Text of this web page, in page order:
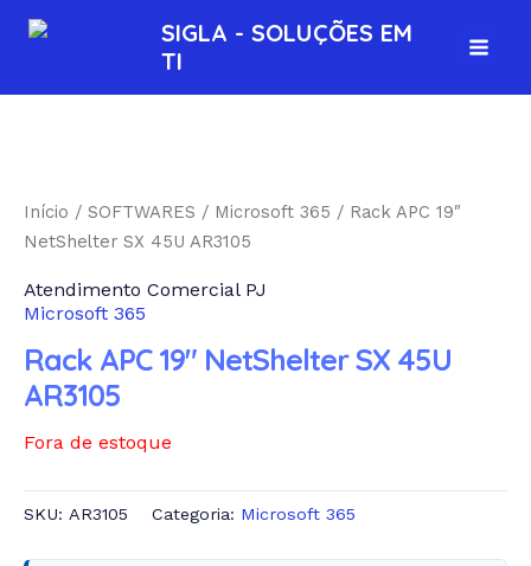
para
conteúdo
SIGLA - SOLUÇÕES EM
TI
Início / SOFTWARES / Microsoft 365 / Rack APC 19″
NetShelter SX 45U AR3105
Atendimento Comercial PJ
Microsoft 365
Rack APC 19″ NetShelter SX 45U
AR3105
Fora de estoque
SKU: AR3105 Categoria: Microsoft 365